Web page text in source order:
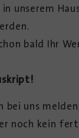
unserem
bald Ihr
bei uns
noch kein